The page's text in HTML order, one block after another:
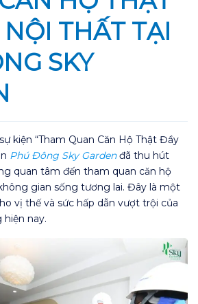
THẤT TẠI
SKY
kiện “Tham Quan Căn Hộ Thật Đầy
Phú Đông Sky Gardenđã thu hút
quan tâm đến tham quan căn hộ
gian sống tương lai. Đây là một
vị thế và sức hấp dẫn vượt trội của
nay.